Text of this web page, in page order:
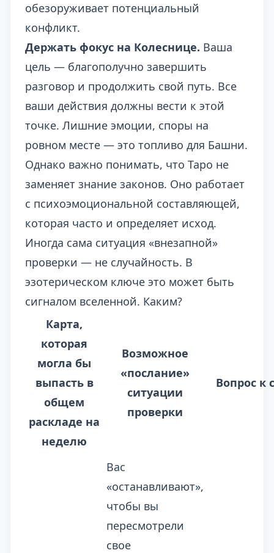
обезоруживает потенциальный
конфликт.
Держать фокус на Колеснице. Ваша
цель — благополучно завершить
разговор и продолжить свой путь. Все
ваши действия должны вести к этой
точке. Лишние эмоции, споры на
ровном месте — это топливо для Башни.
Однако важно понимать, что Таро не
заменяет знание законов. Оно работает
с психоэмоциональной составляющей,
которая часто и определяет исход.
Иногда сама ситуация «внезапной»
проверки — не случайность. В
эзотерическом ключе это может быть
сигналом вселенной. Каким?
Карта,
которая
могла бы
выпасть в
общем
раскладе на
неделю
Возможное
«послание»
ситуации
проверки
Вопрос к
Вас
«останавливают»,
чтобы вы
пересмотрели
свое